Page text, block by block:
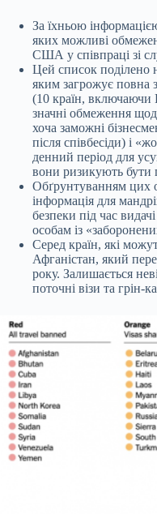
За їхньою
яких можливі
США у співпраці зі
Цей список поділено
яким загрожує повна
(10 країн, включаючи
значні обмеження
хоча заможні
після співбесіди) і
денний період для
вони ризикують бути
Обґрунтуванням цих
інформація для
безпеки під час
особам із
Серед країн, які
Афганістан, який
року. Залишається
поточні візи та грін-